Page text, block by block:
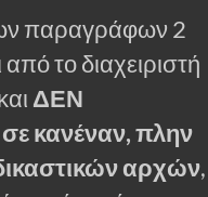
παραγράφων 2
το διαχειριστή
ΔΕΝ
σε κανέναν, πλην
αρχών,